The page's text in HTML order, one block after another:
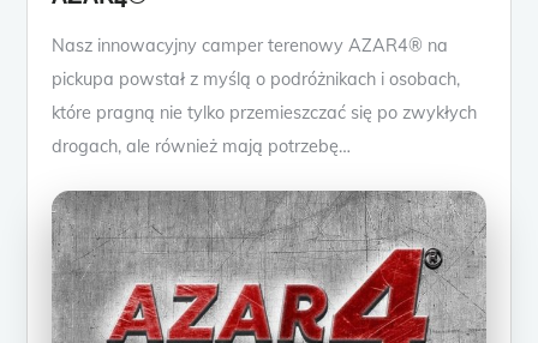
Nasz innowacyjny camper terenowy AZAR4® na
pickupa powstał z myślą o podróżnikach i osobach,
które pragną nie tylko przemieszczać się po zwykłych
drogach, ale również mają potrzebę…